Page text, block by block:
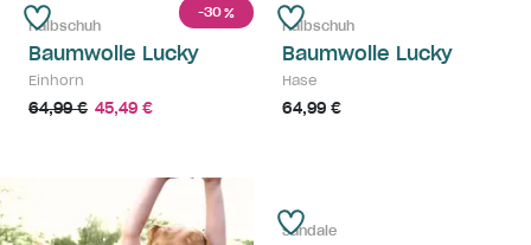
-30%
Halbschuh
Baumwolle Lucky
Einhorn
64,99 € 45,49 €
Halbschuh
Baumwolle Lucky
Hase
64,99 €
Sandale